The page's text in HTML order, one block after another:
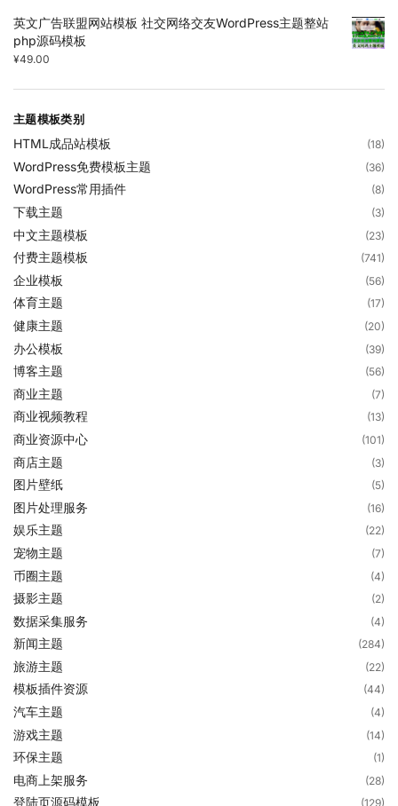
英文广告联盟网站模板 社交网络交友WordPress主题整站
php源码模板
¥49.00
主题模板类别
HTML成品站模板 (18)
WordPress免费模板主题 (36)
WordPress常用插件 (8)
下载主题 (3)
中文主题模板 (23)
付费主题模板 (741)
企业模板 (56)
体育主题 (17)
健康主题 (20)
办公模板 (39)
博客主题 (56)
商业主题 (7)
商业视频教程 (13)
商业资源中心 (101)
商店主题 (3)
图片壁纸 (5)
图片处理服务 (16)
娱乐主题 (22)
宠物主题 (7)
币圈主题 (4)
摄影主题 (2)
数据采集服务 (4)
新闻主题 (284)
旅游主题 (22)
模板插件资源 (44)
汽车主题 (4)
游戏主题 (14)
环保主题 (1)
电商上架服务 (28)
登陆页源码模板 (129)